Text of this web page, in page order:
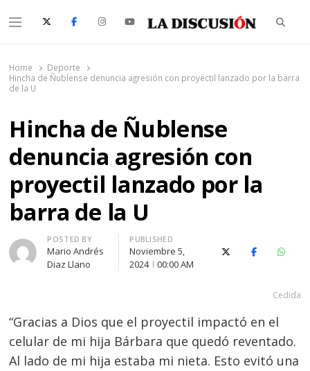
Menu
Home
Deporte
Hincha de Ñublense denuncia agresión con proyectil lanzado por la barra
de la U
Hincha de Ñublense
denuncia agresión con
proyectil lanzado por la
barra de la U
Author
POSTED BY
Mario Andrés
Diaz Llano
PUBLISHED
Noviembre 5,
2024
00:00 AM
X (Twitter)Facebook
Cedida
“Gracias a Dios que el proyectil impactó en el
celular de mi hija Bárbara que quedó reventado.
Al lado de mi hija estaba mi nieta. Esto evitó una